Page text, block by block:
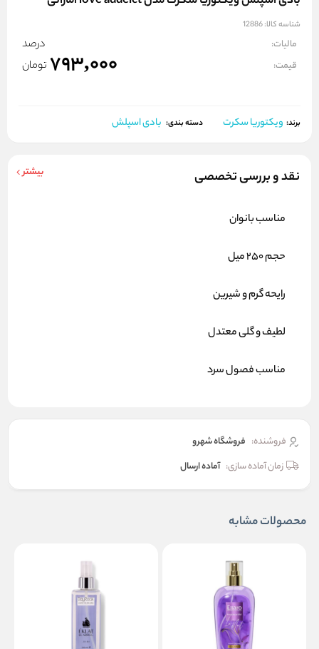
شناسه کالا:12886
مالیات: درصد
قیمت: 793,000 تومان
برند: ویکتوریا سکرت دسته بندی: بادی اسپلش
نقد و بررسی تخصصی بیشتر
مناسب بانوان
حجم 250 میل
رایحه گرم و شیرین
لطیف و گلی معتدل
مناسب فصول سرد
فروشنده: فروشگاه شهرو
زمان آماده سازی: آماده ارسال
محصولات مشابه